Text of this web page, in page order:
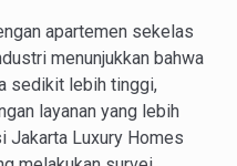
apartemen sekelas
menunjukkan bahwa
sedikit lebih tinggi,
layanan yang lebih
Jakarta Luxury Homes